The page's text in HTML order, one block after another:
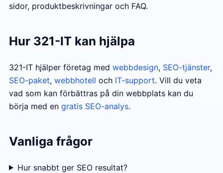
sidor, produktbeskrivningar och FAQ.
Hur 321-IT kan hjälpa
321-IT hjälper företag med webbdesign, SEO-tjänster,
SEO-paket, webbhotell och IT-support. Vill du veta
vad som kan förbättras på din webbplats kan du
börja med en gratis SEO-analys.
Vanliga frågor
Hur snabbt ger SEO resultat?